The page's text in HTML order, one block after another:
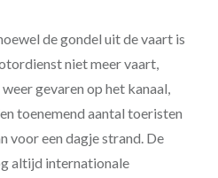
de gondel uit de vaart is
niet meer vaart,
gevaren op het kanaal,
toenemend aantal toeristen
voor een dagje strand. De
altijd internationale